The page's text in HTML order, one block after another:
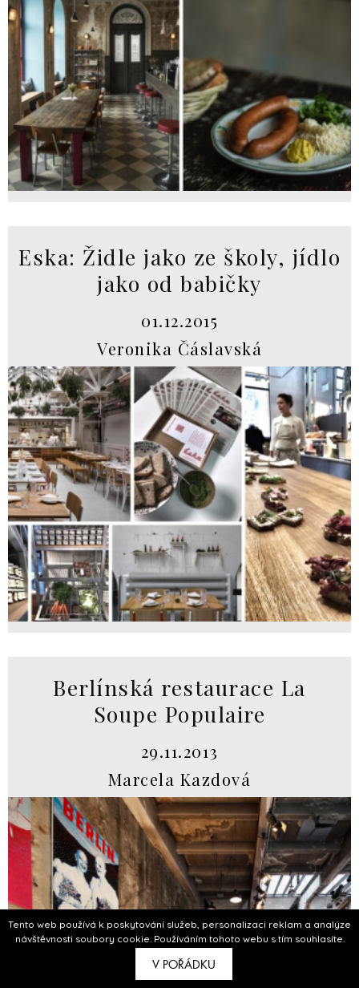
Tento web používá k poskytování služeb, personalizaci reklam a analýze
návštěvnosti soubory cookie. Používáním tohoto webu s tím souhlasíte.
V POŘÁDKU
Eska: Židle jako ze školy, jídlo
jako od babičky
01.12.2015
Veronika Čáslavská
Berlínská restaurace La
Soupe Populaire
29.11.2013
Marcela Kazdová